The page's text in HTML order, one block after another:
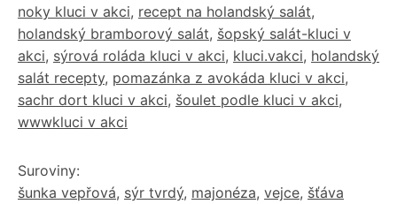
noky kluci v akci, recept na holandský salát,
holandský bramborový salát, šopský salát-kluci v
akci, sýrová roláda kluci v akci, kluci.vakci, holandský
salát recepty, pomazánka z avokáda kluci v akci,
sachr dort kluci v akci, šoulet podle kluci v akci,
wwwkluci v akci
Suroviny:
šunka vepřová, sýr tvrdý, majonéza, vejce, šťáva